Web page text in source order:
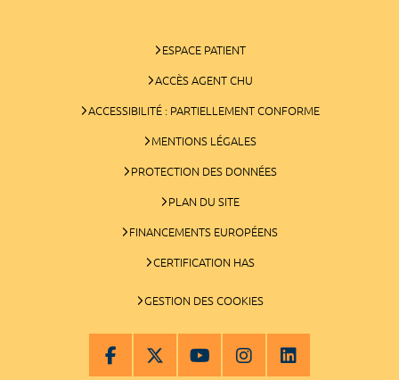
ESPACE PATIENT
ACCÈS AGENT CHU
ACCESSIBILITÉ : PARTIELLEMENT CONFORME
MENTIONS LÉGALES
PROTECTION DES DONNÉES
PLAN DU SITE
FINANCEMENTS EUROPÉENS
CERTIFICATION HAS
GESTION DES COOKIES